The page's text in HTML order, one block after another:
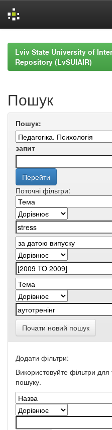
navigationLviv State University of
Repository (LvSUIAIR)
Пошук
Пошук:
запит
Поточні фільтри:
Почати новий пошук
Додати фільтри:
Використовуйте фільтри для
пошуку.